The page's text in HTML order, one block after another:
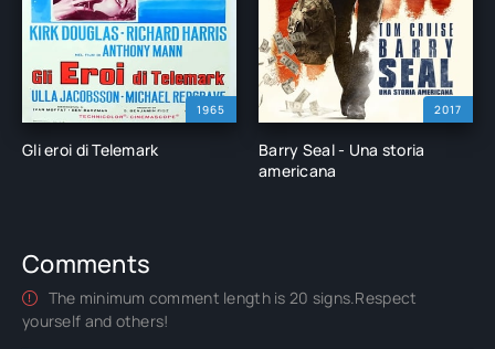
1965
Gli eroi di Telemark
2017
Barry Seal - Una storia
americana
Comments
The minimum comment length is 20 signs.Respect
yourself and others!